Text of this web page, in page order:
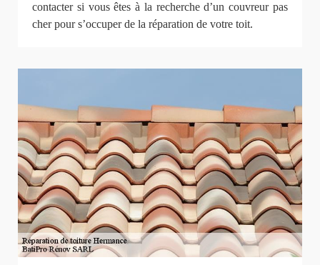
contacter si vous êtes à la recherche d’un couvreur pas
cher pour s’occuper de la réparation de votre toit.